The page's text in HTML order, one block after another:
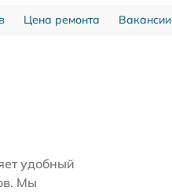
Цена ремонта Вакансии
удобный
Мы